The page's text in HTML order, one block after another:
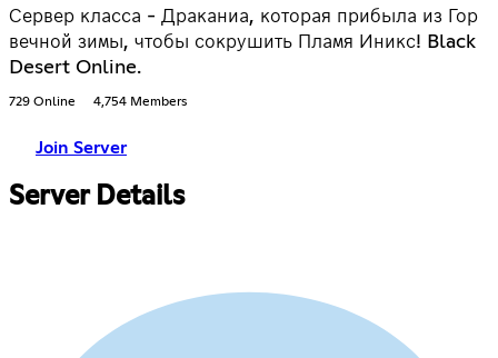
Сервер класса - Драканиа, которая прибыла из Гор
вечной зимы, чтобы сокрушить Пламя Иникс! Black
Desert Online.
729 Online 4,754 Members
Join Server
Server Details